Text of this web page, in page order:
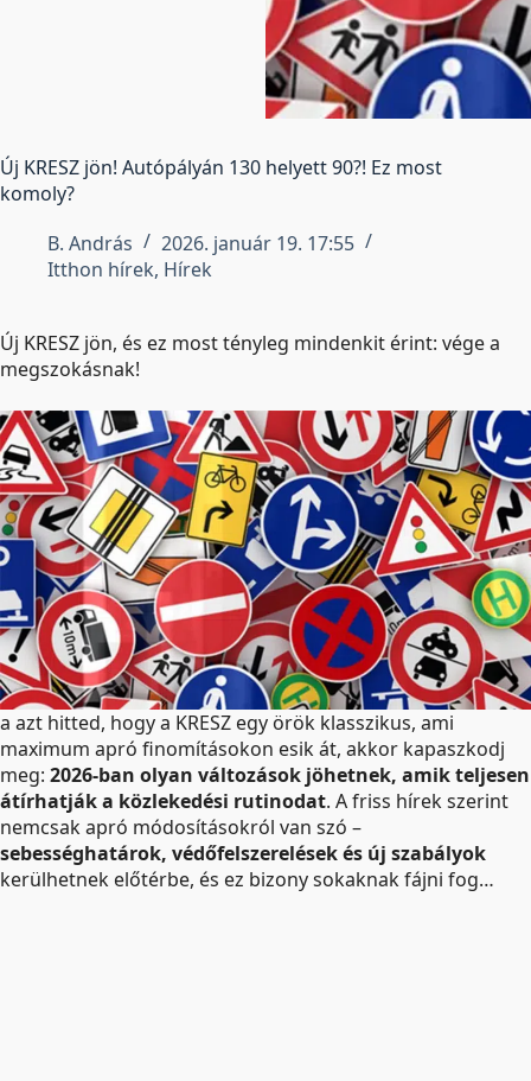
Új KRESZ jön! Autópályán 130 helyett 90?! Ez most
komoly?
B. András
2026. január 19. 17:55
Itthon hírek, Hírek
Új KRESZ jön, és ez most tényleg mindenkit érint: vége a
megszokásnak!
a azt hitted, hogy a KRESZ egy örök klasszikus, ami
maximum apró finomításokon esik át, akkor kapaszkodj
meg: 2026-ban olyan változások jöhetnek, amik teljesen
átírhatják a közlekedési rutinodat. A friss hírek szerint
nemcsak apró módosításokról van szó –
sebességhatárok, védőfelszerelések és új szabályok
kerülhetnek előtérbe, és ez bizony sokaknak fájni fog…